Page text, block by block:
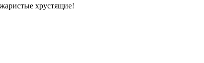
хрустящие!